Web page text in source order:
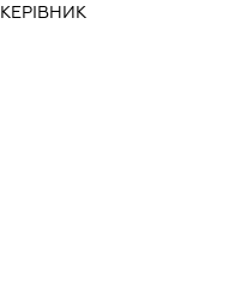
КЕРІВНИК